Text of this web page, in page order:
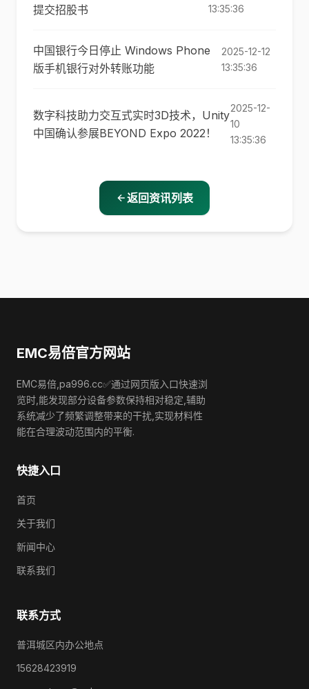
提交招股书
13:35:36
中国银行今日停止 Windows Phone
版手机银行对外转账功能
2025-12-12
13:35:36
数字科技助力交互式实时3D技术，Unity
中国确认参展BEYOND Expo 2022！
2025-12-
10
13:35:36
返回资讯列表
EMC易倍官方网站
EMC易倍,pa996.cc✅通过网页版入口快速浏
览时,能发现部分设备参数保持相对稳定,辅助
系统减少了频繁调整带来的干扰,实现材料性
能在合理波动范围内的平衡.
快捷入口
首页
关于我们
新闻中心
联系我们
联系方式
普洱城区内办公地点
15628423919